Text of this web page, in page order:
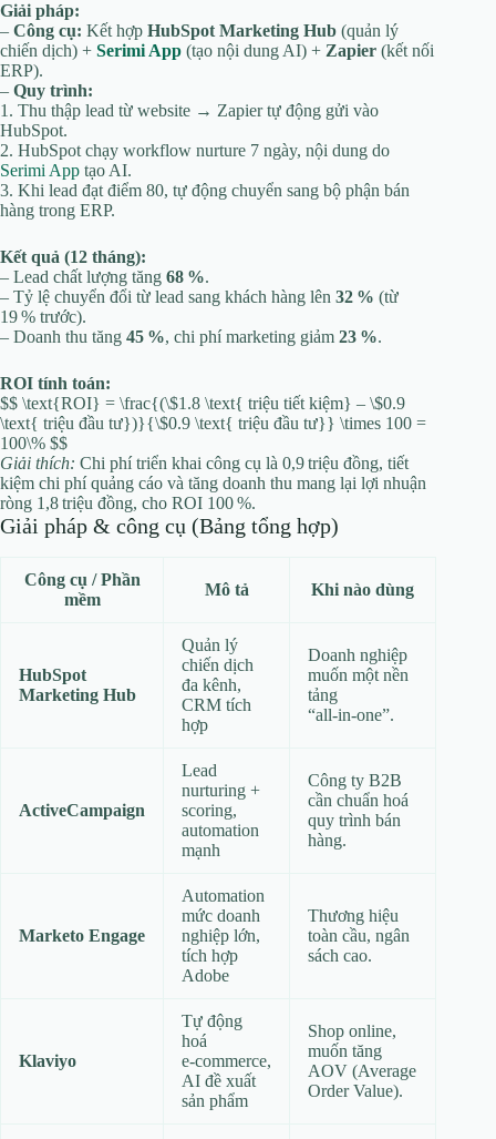
Giải pháp:
– Công cụ: Kết hợp HubSpot Marketing Hub (quản lý
chiến dịch) + Serimi App (tạo nội dung AI) + Zapier (kết nối
ERP).
– Quy trình:
1. Thu thập lead từ website → Zapier tự động gửi vào
HubSpot.
2. HubSpot chạy workflow nurture 7 ngày, nội dung do
Serimi App tạo AI.
3. Khi lead đạt điểm 80, tự động chuyển sang bộ phận bán
hàng trong ERP.
Kết quả (12 tháng):
– Lead chất lượng tăng 68 %.
– Tỷ lệ chuyển đổi từ lead sang khách hàng lên 32 % (từ
19 % trước).
– Doanh thu tăng 45 %, chi phí marketing giảm 23 %.
ROI tính toán:
$$ \text{ROI} = \frac{(\$1.8 \text{ triệu tiết kiệm} – \$0.9
\text{ triệu đầu tư})}{\$0.9 \text{ triệu đầu tư}} \times 100 =
100\% $$
Giải thích: Chi phí triển khai công cụ là 0,9 triệu đồng, tiết
kiệm chi phí quảng cáo và tăng doanh thu mang lại lợi nhuận
ròng 1,8 triệu đồng, cho ROI 100 %.
Giải pháp & công cụ (Bảng tổng hợp)
Công cụ / Phần
mềm
Mô tả Khi nào dùng
HubSpot
Marketing Hub
Quản lý
chiến dịch
đa kênh,
CRM tích
hợp
Doanh nghiệp
muốn một nền
tảng
“all‑in‑one”.
ActiveCampaign
Lead
nurturing +
scoring,
automation
mạnh
Công ty B2B
cần chuẩn hoá
quy trình bán
hàng.
Marketo Engage
Automation
mức doanh
nghiệp lớn,
tích hợp
Adobe
Thương hiệu
toàn cầu, ngân
sách cao.
Klaviyo
Tự động
hoá
e‑commerce,
AI đề xuất
sản phẩm
Shop online,
muốn tăng
AOV (Average
Order Value).